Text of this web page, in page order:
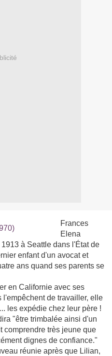
Frances
Elena
à Seattle dans l'État de
enfant d'un avocat et
ans quand ses parents se
en Californie avec ses
l'empêchent de travailler, elle
les expédie chez leur père !
"être trimbalée ainsi d'un
comprendre très jeune que
dignes de confiance."
réunie après que Lilian,